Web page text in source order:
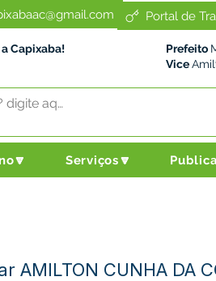
Portal de
Capixaba! Prefeito
Vice
Serviços🔽
CUNHA DA